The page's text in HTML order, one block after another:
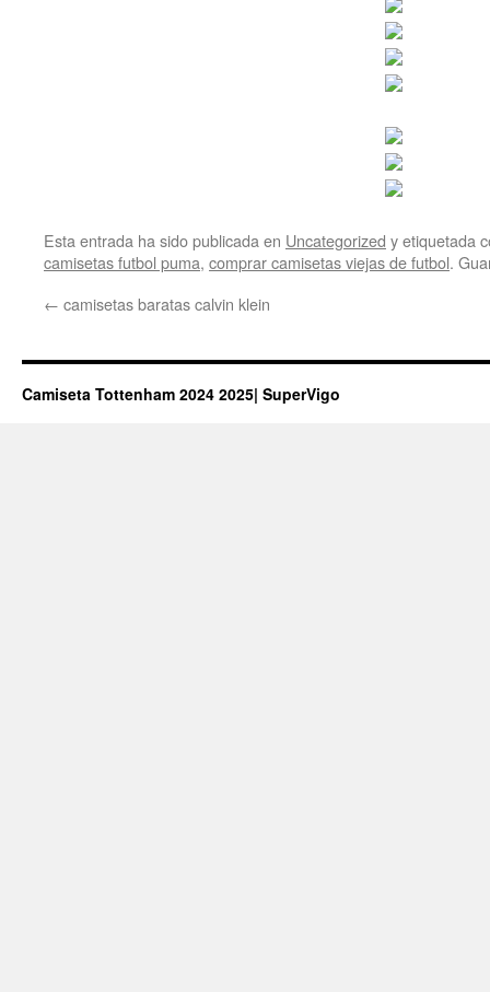
Esta entrada ha sido publicada en Uncategorized y etiquetada
camisetas futbol puma, comprar camisetas viejas de futbol.
← camisetas baratas calvin klein
Camiseta Tottenham 2024 2025| SuperVigo